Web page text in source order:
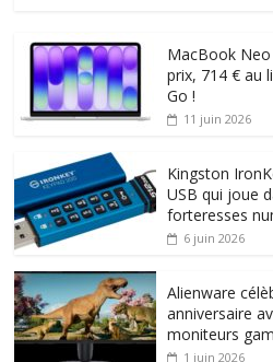
MacBook Neo
prix, 714 € au
Go !
11 juin 2026
Kingston
USB qui joue
forteresses
6 juin 2026
Alienware
anniversaire
moniteurs
1 juin 2026